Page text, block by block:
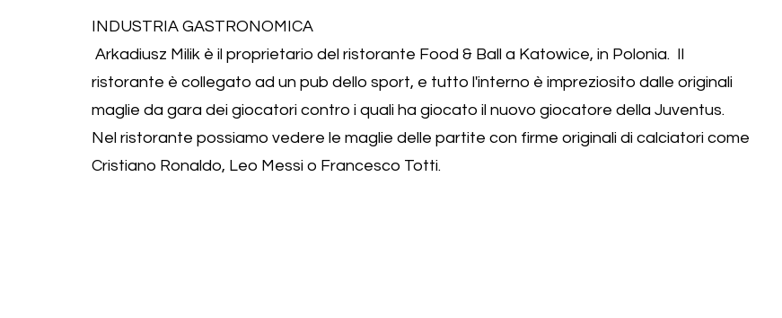
INDUSTRIA GASTRONOMICA
ristorante è collegato ad un pub dello sport, e tutto l'interno è impreziosito dalle originali
maglie da gara dei giocatori contro i quali ha giocato il nuovo giocatore della Juventus.
Nel ristorante possiamo vedere le maglie delle partite con firme originali di calciatori come
Cristiano Ronaldo, Leo Messi o Francesco Totti.